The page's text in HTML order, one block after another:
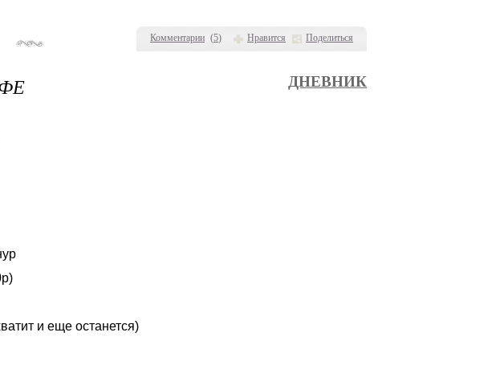
Комментарии (5) Нравится Поделиться
ДНЕВНИК
и еще останется)